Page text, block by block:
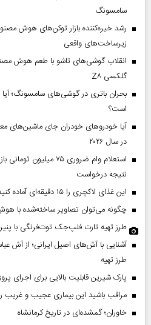
سامسونگ
زیرساخت‌های واقعی
انقلاب گوشی‌های تاشو‌ با طعم هوش
گلکسی Z۸
است؟
آیا خودروهای خودران جای ماشین‌های
در سال ۲۰۲۶
استعلام وام ضروری ۷۵
نتیجه درخواست
این غذای لاکچری را ۱۵ دقیقه‌ای آماده کنید
چگونه می‌توان تصاویر ساخته‌شده با
طرز تهیه تارت فلپ‌جک توت‌فرنگی با
آشنایی با آش‌های اصیل ایرانی؛ از آش
طرز تهیه
پارک شیرین قابلیت‌ بالایی برای اجرای
مراقب باشید این بیماری عجیب و غریب را
خاوران؛ گمشده‌ای در تاریخ کرمانشاه